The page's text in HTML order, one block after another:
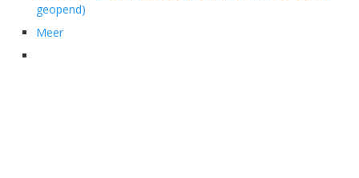
geopend)
Meer